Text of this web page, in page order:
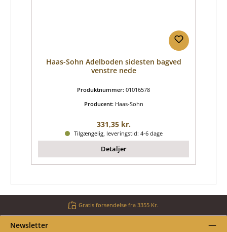
Haas-Sohn Adelboden sidesten bagved
venstre nede
Produktnummer: 01016578
Producent: Haas-Sohn
Almindelig pris:
331,35 kr.
Tilgængelig, leveringstid: 4-6 dage
Detaljer
Gratis forsendelse fra 3355 Kr.
Newsletter